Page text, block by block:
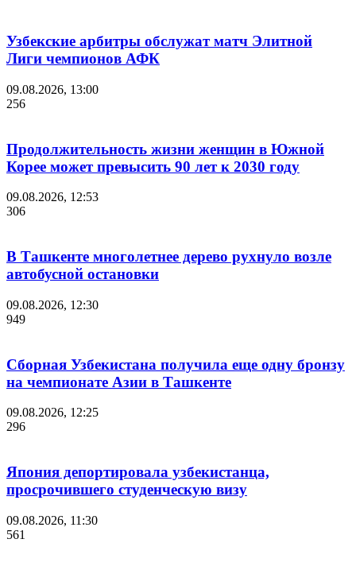
Узбекские арбитры обслужат матч Элитной
Лиги чемпионов АФК
09.08.2026, 13:00
256
Продолжительность жизни женщин в Южной
Корее может превысить 90 лет к 2030 году
09.08.2026, 12:53
306
В Ташкенте многолетнее дерево рухнуло возле
автобусной остановки
09.08.2026, 12:30
949
Сборная Узбекистана получила еще одну бронзу
на чемпионате Азии в Ташкенте
09.08.2026, 12:25
296
Япония депортировала узбекистанца,
просрочившего студенческую визу
09.08.2026, 11:30
561